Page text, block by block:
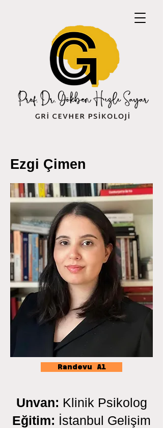
Ezgi Çimen
Randevu Al
Unvan: Klinik Psikolog
Eğitim: İstanbul Gelişim